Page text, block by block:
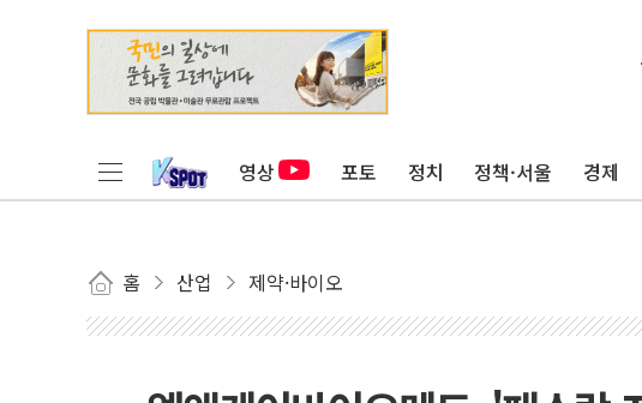
영상 포토 정치 정책·서울 경제
홈 산업 제약·바이오